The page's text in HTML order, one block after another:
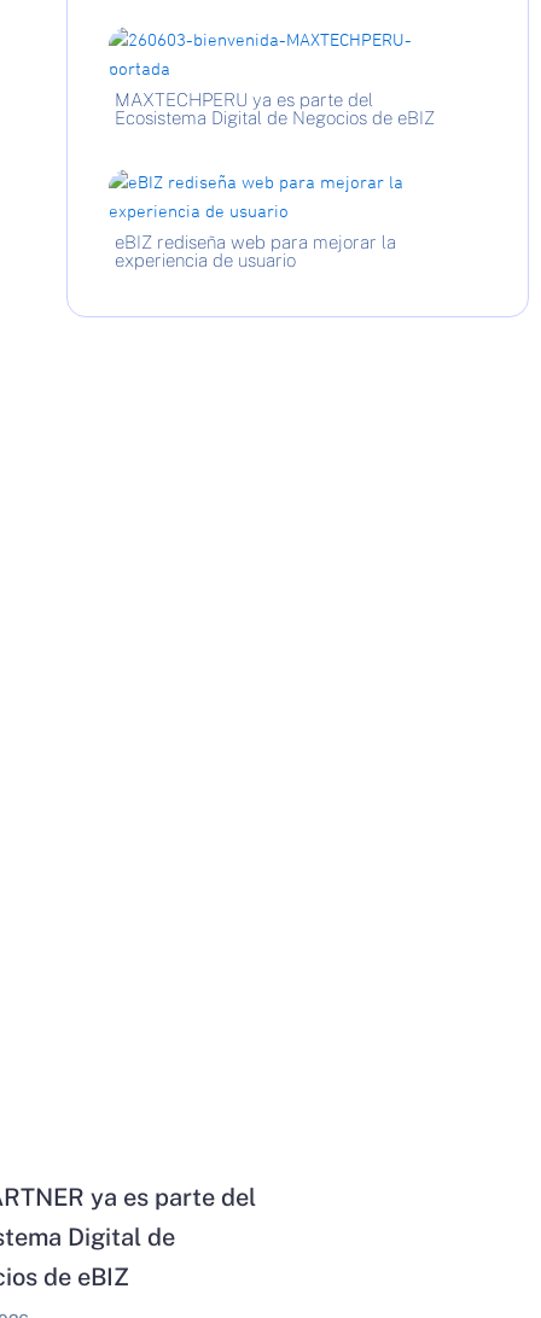
MAXTECHPERU ya es parte del
Ecosistema Digital de Negocios de eBIZ
eBIZ rediseña web para mejorar la
experiencia de usuario
ya es parte del
Digital de
de eBIZ